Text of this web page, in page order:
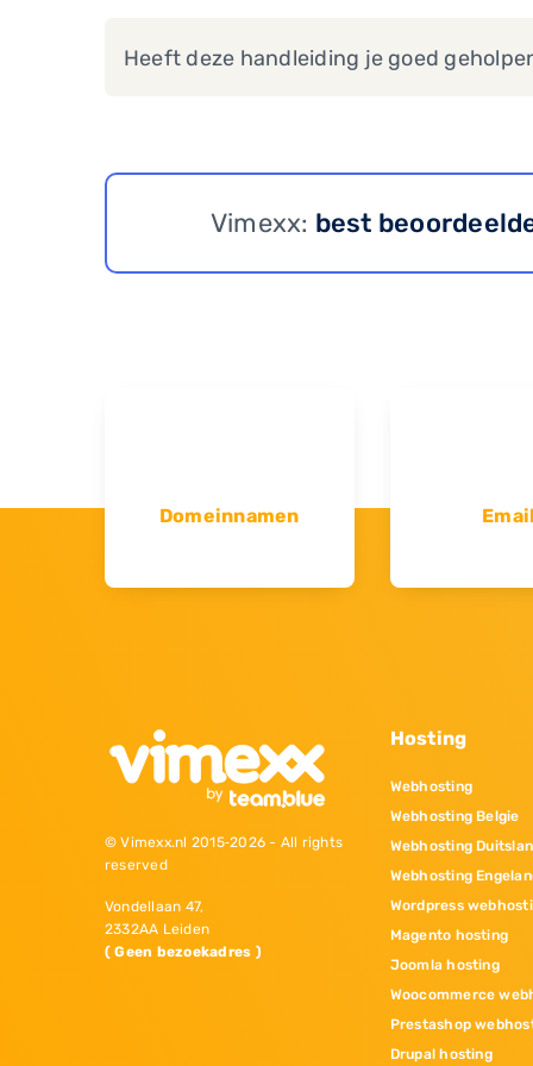
Heeft deze handleiding je goed
Vimexx: best
Domeinnamen
© Vimexx.nl 2015‐2026 - All rights
reserved
Vondellaan 47,
2332AA Leiden
( Geen bezoekadres )
Hosting
Webhosting
Webhosting Belgie
Webhosting
Webhosting
Wordpress
Magento hosting
Joomla hosting
Woocommerce
Prestashop
Drupal hosting